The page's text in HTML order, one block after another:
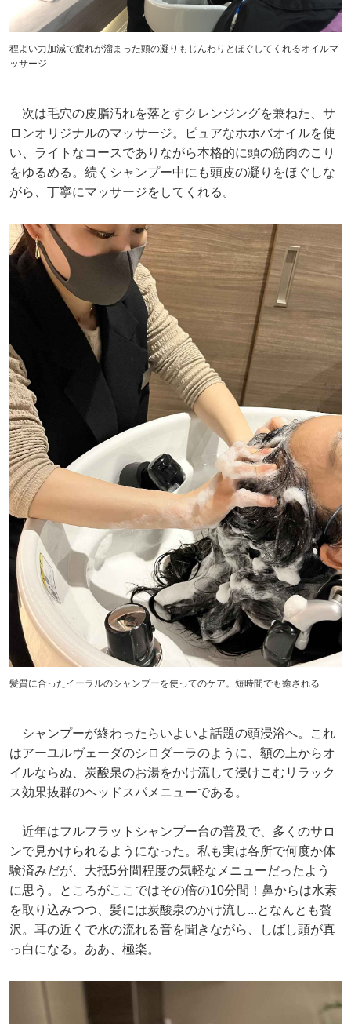
程よい力加減で疲れが溜まった頭の凝りもじんわりとほぐしてくれるオイルマ
ッサージ
次は毛穴の皮脂汚れを落とすクレンジングを兼ねた、サ
ロンオリジナルのマッサージ。ピュアなホホバオイルを使
い、ライトなコースでありながら本格的に頭の筋肉のこり
をゆるめる。続くシャンプー中にも頭皮の凝りをほぐしな
がら、丁寧にマッサージをしてくれる。
髪質に合ったイーラルのシャンプーを使ってのケア。短時間でも癒される
シャンプーが終わったらいよいよ話題の頭浸浴へ。これ
はアーユルヴェーダのシロダーラのように、額の上からオ
イルならぬ、炭酸泉のお湯をかけ流して浸けこむリラック
ス効果抜群のヘッドスパメニューである。
近年はフルフラットシャンプー台の普及で、多くのサロ
ンで見かけられるようになった。私も実は各所で何度か体
験済みだが、大抵5分間程度の気軽なメニューだったよう
に思う。ところがここではその倍の10分間！鼻からは水素
を取り込みつつ、髪には炭酸泉のかけ流し...となんとも贅
沢。耳の近くで水の流れる音を聞きながら、しばし頭が真
っ白になる。ああ、極楽。